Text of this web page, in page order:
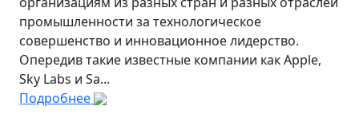
промышленности за технологическое
совершенство и инновационное лидерство.
Опередив такие известные компании как Apple,
Sky Labs и Sa...
Подробнее